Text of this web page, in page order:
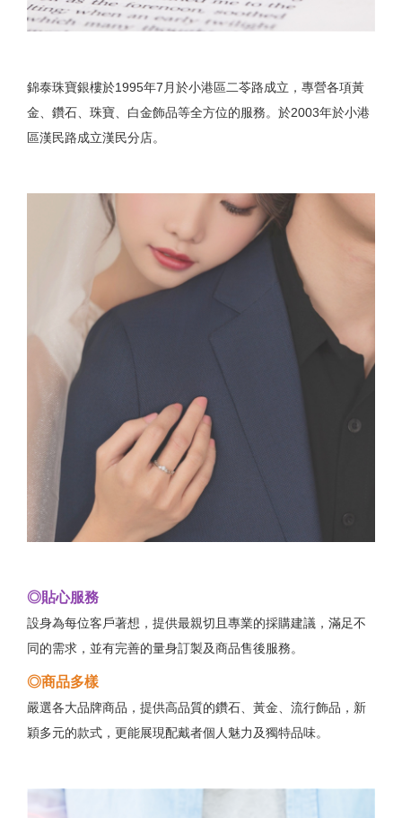
錦泰珠寶銀樓於1995年7月於小港區二苓路成立，專營各項黃
金、鑽石、珠寶、白金飾品等全方位的服務。於2003年於小港
區漢民路成立漢民分店。
◎貼心服務
設身為每位客戶著想，提供最親切且專業的採購建議，滿足不
同的需求，並有完善的量身訂製及商品售後服務。
◎商品多樣
嚴選各大品牌商品，提供高品質的鑽石、黃金、流行飾品，新
穎多元的款式，更能展現配戴者個人魅力及獨特品味。